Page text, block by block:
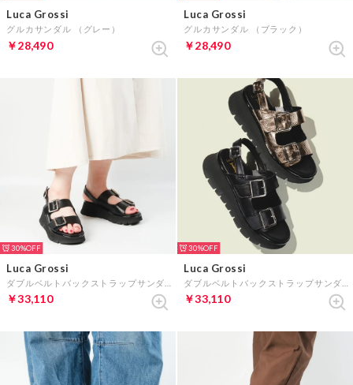
Luca Grossi
グルカサンダル （グレー）
￥28,490
Luca Grossi
グルカサンダル （ブラック）
￥28,490
30%
Luca Grossi
￥33,110
30%
Luca Grossi
￥33,110